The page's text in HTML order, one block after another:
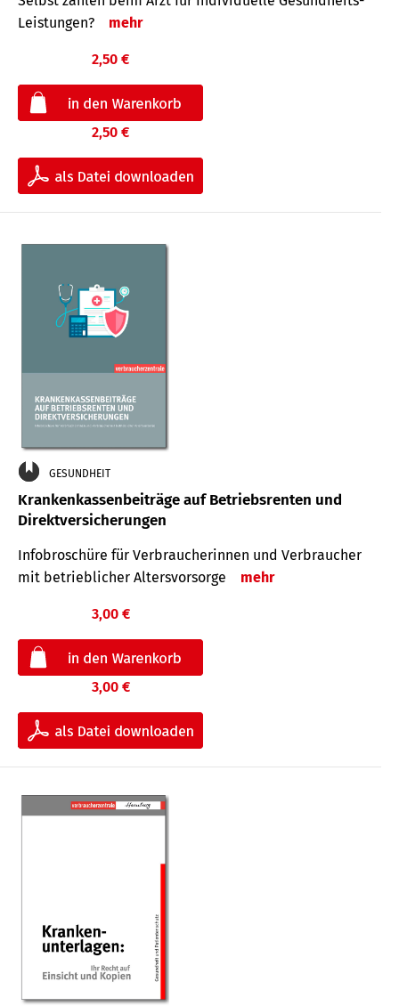
Leis­tungen?
mehr
2,50 €
2,50 €
GESUNDHEIT
Krankenkassenbeiträge auf Betriebsrenten und
Direktversicherungen
Infobroschüre für Verbraucherinnen und Verbraucher
mit betrieblicher Altersvorsorge
mehr
3,00 €
3,00 €